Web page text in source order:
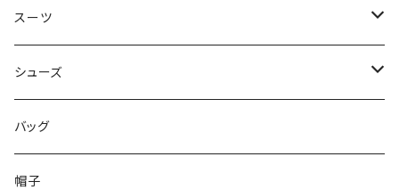
50/XL～
48/L
50/XL～
46/M
48/L
50/XL～
～44/S
46/M
48/L
50/XL～
スーツ
～44/S
46/M
48/L
シューズ
～25.5cm
26cm～
バッグ
帽子